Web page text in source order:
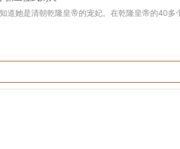
道她是清朝乾隆皇帝的宠妃。在乾隆皇帝的40多